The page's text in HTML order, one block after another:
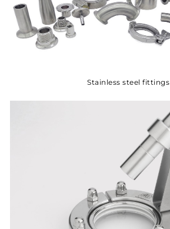
Stainless steel fittings